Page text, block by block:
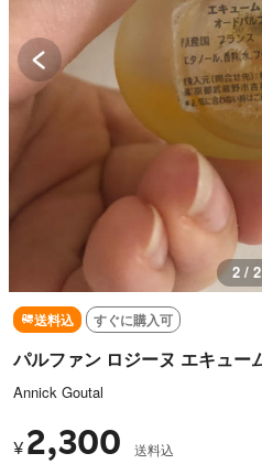
1 / 2
送料込 すぐに購入可
パルファン ロジーヌ エキュー
Annick Goutal
¥ 2,300 送料込